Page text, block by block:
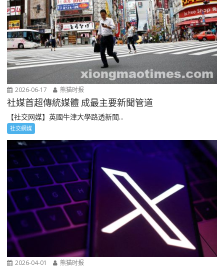
2026-06-17 熊猫时报
社媒首超傳統媒體 成最主要新聞管道
【社交网媒】英國牛津大學路透新聞...
社交網媒
2026-04-01 熊猫时报